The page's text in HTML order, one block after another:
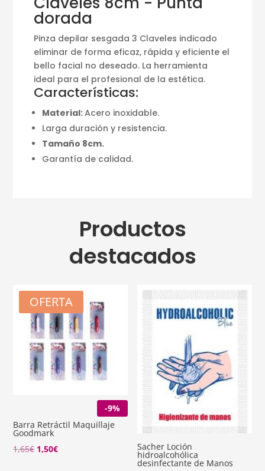
dorada
Pinza depilar sesgada 3 Claveles indicado
eliminar de forma eficaz, rápida y eficiente el
bello facial no deseado. La herramienta
ideal para el profesional de la estética.
Características:
Material:Acero inoxidable.
Larga duración y resistencia.
Tamaño 8cm.
Garantía de calidad.
Productos
destacados
OFERTA
-9%
Barra Retráctil Maquillaje
Goodmark
1,65€ El
1,50€El
Sacher Loción
hidroalcohólica
desinfectante de Manos